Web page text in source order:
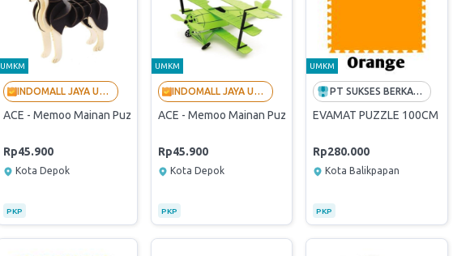
UMKM
INDOMALL JAYA UTAMA - LANGGANAN BUMN
ACE - Memoo Mainan Puzzle 3D Anjing Husky (Originally Verified Store By PaDi UMKM)
Rp45.900
Kota Depok
PKP
UMKM
INDOMALL JAYA UTAMA - LANGGANAN BUMN
ACE - Memoo Mainan Puzzle 3D Pesawat German Fokker
Rp45.900
Kota Depok
PKP
UMKM
PT SUKSES BERKAT BERSAMA
EVAMAT PUZZLE 100CM X
Rp280.000
Kota Balikpapan
PKP